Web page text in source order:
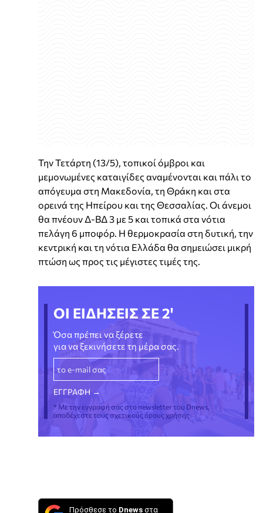
Την Τετάρτη (13/5), τοπικοί όμβροι και
μεμονωμένες καταιγίδες αναμένονται και πάλι το
απόγευμα στη Μακεδονία, τη Θράκη και στα
ορεινά της Ηπείρου και της Θεσσαλίας. Οι άνεμοι
θα πνέουν Δ-ΒΔ 3 με 5 και τοπικά στα νότια
πελάγη 6 μποφόρ. Η θερμοκρασία στη δυτική, την
κεντρική και τη νότια Ελλάδα θα σημειώσει μικρή
πτώση ως προς τις μέγιστες τιμές της.
ΟΙ ΕΙΔΗΣΕΙΣ ΣΕ 2'
Όσα πρέπει να ξέρετε
για να ξεκινήσετε τη μέρα σας.
* Με την εγγραφή σας στο newsletter του Dnews,
αποδέχεστε τους σχετικούς όρους χρήσης
Πρόσθεσε το Dnews στα